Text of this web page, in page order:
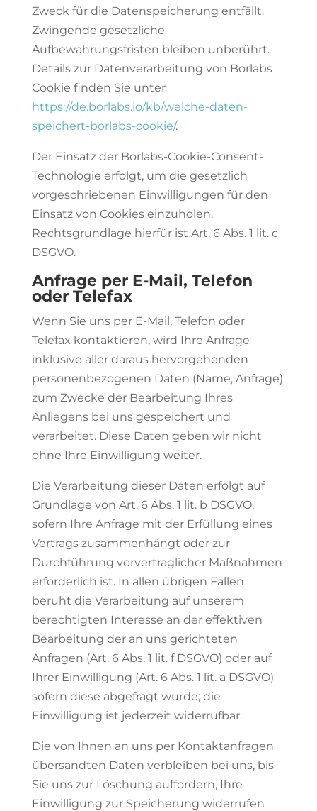
Zweck für die Datenspeicherung entfällt.
Zwingende gesetzliche
Aufbewahrungsfristen bleiben unberührt.
Details zur Datenverarbeitung von Borlabs
Cookie finden Sie unter
https://de.borlabs.io/kb/welche-daten-
speichert-borlabs-cookie/.
Der Einsatz der Borlabs-Cookie-Consent-
Technologie erfolgt, um die gesetzlich
vorgeschriebenen Einwilligungen für den
Einsatz von Cookies einzuholen.
Rechtsgrundlage hierfür ist Art. 6 Abs. 1 lit. c
DSGVO.
Anfrage per E-Mail, Telefon
oder Telefax
Wenn Sie uns per E-Mail, Telefon oder
Telefax kontaktieren, wird Ihre Anfrage
inklusive aller daraus hervorgehenden
personenbezogenen Daten (Name, Anfrage)
zum Zwecke der Bearbeitung Ihres
Anliegens bei uns gespeichert und
verarbeitet. Diese Daten geben wir nicht
ohne Ihre Einwilligung weiter.
Die Verarbeitung dieser Daten erfolgt auf
Grundlage von Art. 6 Abs. 1 lit. b DSGVO,
sofern Ihre Anfrage mit der Erfüllung eines
Vertrags zusammenhängt oder zur
Durchführung vorvertraglicher Maßnahmen
erforderlich ist. In allen übrigen Fällen
beruht die Verarbeitung auf unserem
berechtigten Interesse an der effektiven
Bearbeitung der an uns gerichteten
Anfragen (Art. 6 Abs. 1 lit. f DSGVO) oder auf
Ihrer Einwilligung (Art. 6 Abs. 1 lit. a DSGVO)
sofern diese abgefragt wurde; die
Einwilligung ist jederzeit widerrufbar.
Die von Ihnen an uns per Kontaktanfragen
übersandten Daten verbleiben bei uns, bis
Sie uns zur Löschung auffordern, Ihre
Einwilligung zur Speicherung widerrufen